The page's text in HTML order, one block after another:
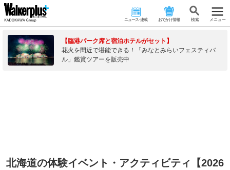
ニュース･連載 おでかけ情報 検 索 メニュー
【臨港パーク席と宿泊ホテルがセット】
花火を間近で堪能できる！「みなとみらいフェスティバ
ル」鑑賞ツアーを販売中
北海道の体験イベント・アクティビティ【2026